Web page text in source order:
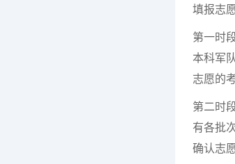
填报志
第一时
本科军
志愿的
第二时
有各批
确认志